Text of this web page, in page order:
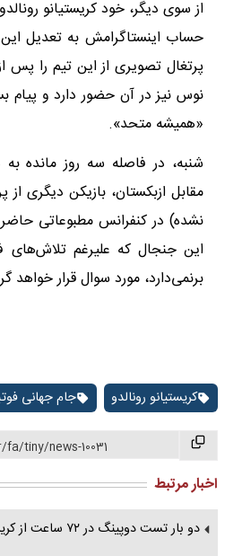
از سوی دیگر، خود کریستیانو
پرتغال تصویری از این تیم را پس
نوس نیز در آن حضور دارد و پیام
«همیشه متحد».
شنبه، در فاصله سه روز مانده
مقابل ازبکستان، بازیکن دیگری
نشده) در کنفرانس مطبوعاتی
این جنجال که علیرغم
برنمی‌دارد، مورد سوال قرار خواهد
کریستیانو رونالدو جام جهانی
tiny/news-10031
اخبار مرتبط
دو بار تست دوپینگ در ۷۲ ساعت از کریستیانو رونالدو | شک به اسطوره